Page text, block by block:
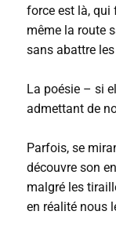
force est là, qui
même la route
sans abattre
La poésie – si
admettant de
Parfois, se
découvre son
malgré les
en réalité nous